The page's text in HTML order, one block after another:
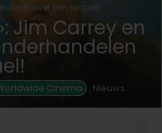
over een sequel!
Jim Carrey en
Cinema , Nieuws